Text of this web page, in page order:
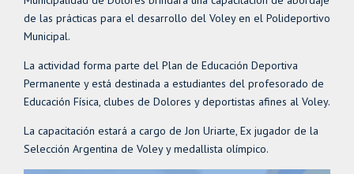
de las prácticas para el desarrollo del Voley en el Polideportivo
Municipal.
La actividad forma parte del Plan de Educación Deportiva
Permanente y está destinada a estudiantes del profesorado de
Educación Física, clubes de Dolores y deportistas afines al Voley.
La capacitación estará a cargo de Jon Uriarte, Ex jugador de la
Selección Argentina de Voley y medallista olímpico.